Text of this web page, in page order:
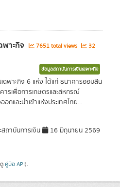
พาะกิจ 7651 total views
32
ข้อมูลสถาบันการเงินเฉพาะกิจ
ฉพาะกิจ 6 แห่ง ได้แก่ ธนาคารออมสิน
ารเพื่อการเกษตรและสหกรณ์
กและนำเข้าแห่งประเทศไทย...
สถาบันการเงิน 16 มิถุนายน 2569
คู่มือ API).